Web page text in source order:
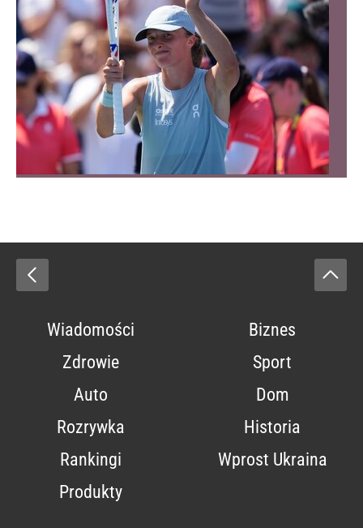
Wiadomości
Biznes
Zdrowie
Sport
Auto
Dom
Rozrywka
Historia
Rankingi
Wprost Ukraina
Produkty